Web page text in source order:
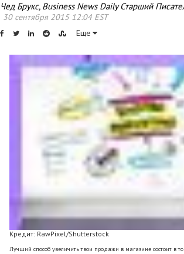
Чед Брукс, Business News Daily Старший
30 сентября 2015 12:04 EST
Еще
Кредит: RawPixel/Shutterstock
Лучший способ увеличить твои продажи в магазине состоит в